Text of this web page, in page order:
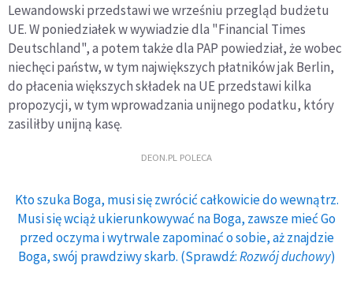
Lewandowski przedstawi we wrześniu przegląd budżetu
UE. W poniedziałek w wywiadzie dla "Financial Times
Deutschland", a potem także dla PAP powiedział, że wobec
niechęci państw, w tym największych płatników jak Berlin,
do płacenia większych składek na UE przedstawi kilka
propozycji, w tym wprowadzania unijnego podatku, który
zasiliłby unijną kasę.
DEON.PL POLECA
Kto szuka Boga, musi się zwrócić całkowicie do wewnątrz.
Musi się wciąż ukierunkowywać na Boga, zawsze mieć Go
przed oczyma i wytrwale zapominać o sobie, aż znajdzie
Boga, swój prawdziwy skarb. (Sprawdź:Rozwój duchowy)